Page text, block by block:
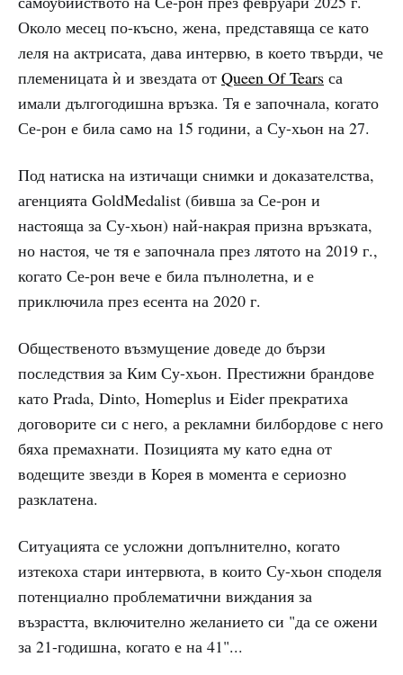
Около месец по-късно, жена, представяща се като
леля на актрисата, дава интервю, в което твърди, че
племеницата ѝ и звездата от Queen Of Tears са
имали дългогодишна връзка. Тя е започнала, когато
Се-рон е била само на 15 години, а Су-хьон на 27.
Под натиска на изтичащи снимки и доказателства,
агенцията GoldMedalist (бивша за Се-рон и
настояща за Су-хьон) най-накрая призна връзката,
но настоя, че тя е започнала през лятото на 2019 г.,
когато Се-рон вече е била пълнолетна, и е
приключила през есента на 2020 г.
Общественото възмущение доведе до бързи
последствия за Ким Су-хьон. Престижни брандове
като Prada, Dinto, Homeplus и Eider прекратиха
договорите си с него, а рекламни билбордове с него
бяха премахнати. Позицията му като една от
водещите звезди в Корея в момента е сериозно
разклатена.
Ситуацията се усложни допълнително, когато
изтекоха стари интервюта, в които Су-хьон споделя
потенциално проблематични виждания за
възрастта, включително желанието си "да се ожени
за 21-годишна, когато е на 41"...